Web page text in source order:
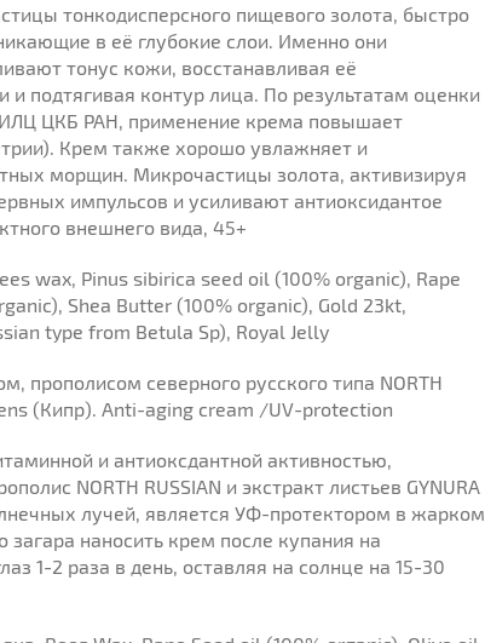
тонкодисперсного пищевого золота, быстро
в её глубокие слои. Именно они
тонус кожи, восстанавливая её
подтягивая контур лица. По результатам оценки
ЦКБ РАН, применение крема повышает
Крем также хорошо увлажняет и
морщин. Микрочастицы золота, активизируя
импульсов и усиливают антиоксидантое
внешнего вида, 45+
wax, Pinus sibirica seed oil (100% organic), Rape
Shea Butter (100% organic), Gold 23kt,
type from Betula Sp), Royal Jelly
прополисом северного русского типа NORTH
(Кипр). Anti-aging cream /UV-protection
и антиоксдантной активностью,
NORTH RUSSIAN и экстракт листьев GYNURA
лучей, является УФ-протектором в жарком
загара наносить крем после купания на
1-2 раза в день, оставляя на солнце на 15-30